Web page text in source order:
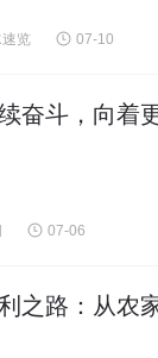
览 07-10
奋斗，向着
07-06
之路：从农